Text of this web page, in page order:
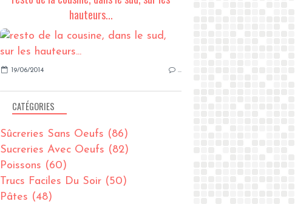
hauteurs...
19/06/2014 …
CATÉGORIES
Sûcreries Sans Oeufs (86)
Sucreries Avec Oeufs (82)
Poissons (60)
Trucs Faciles Du Soir (50)
Pâtes (48)